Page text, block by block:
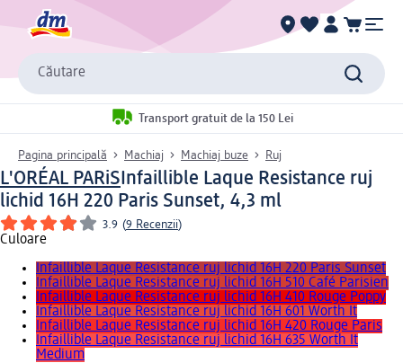
Căutare
Transport gratuit de la 150 Lei
Pagina principală Machiaj Machiaj buze Ruj
L'ORÉAL PARiS Infaillible Laque Resistance ruj
lichid 16H 220 Paris Sunset, 4,3 ml
3.9 (9 Recenzii)
Culoare
Infaillible Laque Resistance ruj lichid 16H 220 Paris Sunset
Infaillible Laque Resistance ruj lichid 16H 510 Café Parisien
Infaillible Laque Resistance ruj lichid 16H 410 Rouge Poppy
Infaillible Laque Resistance ruj lichid 16H 601 Worth It
Infaillible Laque Resistance ruj lichid 16H 420 Rouge Paris
Infaillible Laque Resistance ruj lichid 16H 635 Worth It
Medium